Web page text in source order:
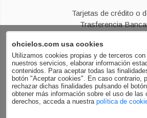
ohcielos.com usa cookies
Utilizamos cookies propias y de terceros
nuestros servicios, elaborar información
contenidos. Para aceptar todas las
botón "Aceptar cookies". En caso contrario,
rechazar dichas finalidades pulsando el
obtener más información sobre el uso de las
derechos, acceda a nuestra política de
Tarjetas de crédito o
Trasferencia
Financiación